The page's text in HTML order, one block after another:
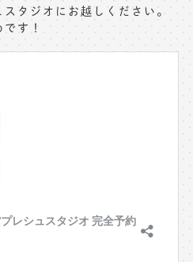
タジオにお越しください。
す！